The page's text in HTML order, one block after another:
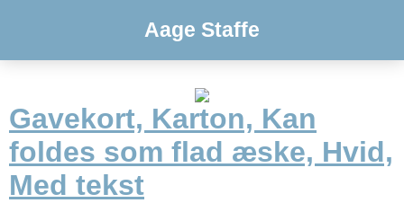
Aage Staffe
Gavekort, Karton, Kan
foldes som flad æske, Hvid,
Med tekst